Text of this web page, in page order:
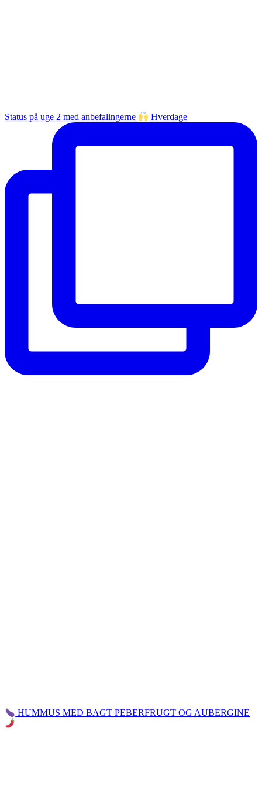
Status på uge 2 med anbefalingerne Hverdage
HUMMUS MED BAGT PEBERFRUGT OG AUBERGINE